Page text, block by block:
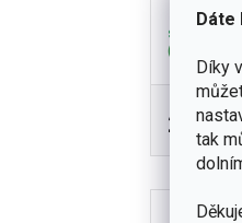
Dáte
Díky
tak
skladem
(1 ks)
2 890
Velmi